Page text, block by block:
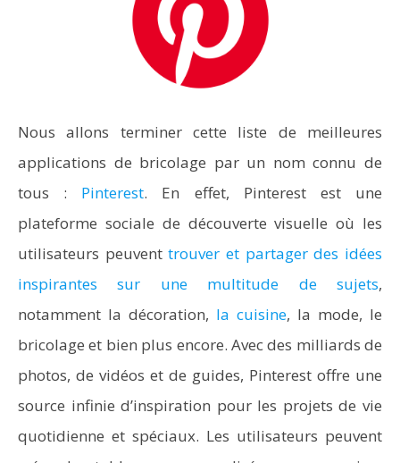
Nous allons terminer cette liste de meilleures
applications de bricolage par un nom connu de
tous : Pinterest. En effet, Pinterest est une
plateforme sociale de découverte visuelle où les
utilisateurs peuventtrouver et partager des idées
inspirantes sur une multitude de sujets,
notamment la décoration, la cuisine, la mode, le
bricolage et bien plus encore. Avec des milliards de
photos, de vidéos et de guides, Pinterest offre une
source infinie d’inspiration pour les projets de vie
quotidienne et spéciaux. Les utilisateurs peuvent